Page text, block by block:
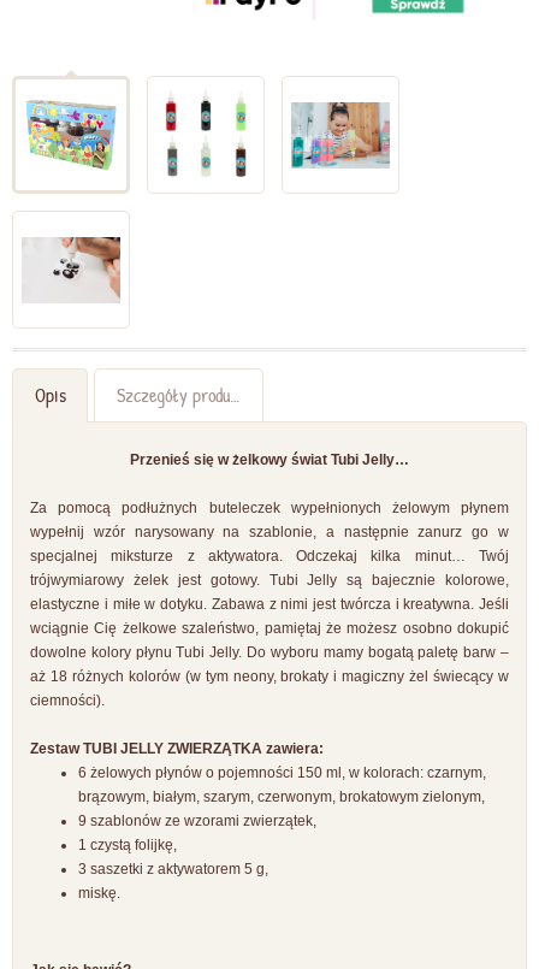
Opis Szczegóły produktu
Przenieś się w żelkowy świat Tubi Jelly…
Za pomocą podłużnych buteleczek wypełnionych żelowym płynem
wypełnij wzór narysowany na szablonie, a następnie zanurz go w
specjalnej miksturze z aktywatora. Odczekaj kilka minut… Twój
trójwymiarowy żelek jest gotowy. Tubi Jelly są bajecznie kolorowe,
elastyczne i miłe w dotyku. Zabawa z nimi jest twórcza i kreatywna. Jeśli
wciągnie Cię żelkowe szaleństwo, pamiętaj że możesz osobno dokupić
dowolne kolory płynu Tubi Jelly. Do wyboru mamy bogatą paletę barw –
aż 18 różnych kolorów (w tym neony, brokaty i magiczny żel świecący w
ciemności).
Zestaw TUBI JELLY ZWIERZĄTKA zawiera:
6 żelowych płynów o pojemności 150 ml, w kolorach: czarnym,
brązowym, białym, szarym, czerwonym, brokatowym zielonym,
9 szablonów ze wzorami zwierzątek,
1 czystą folijkę,
3 saszetki z aktywatorem 5 g,
miskę.